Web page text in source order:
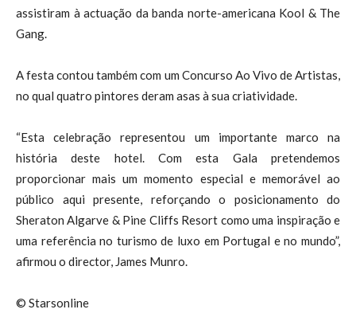
assistiram à actuação da banda norte-americana Kool & The
Gang.
A festa contou também com um Concurso Ao Vivo de Artistas,
no qual quatro pintores deram asas à sua criatividade.
“Esta celebração representou um importante marco na
história deste hotel. Com esta Gala pretendemos
proporcionar mais um momento especial e memorável ao
público aqui presente, reforçando o posicionamento do
Sheraton Algarve & Pine Cliffs Resort como uma inspiração e
uma referência no turismo de luxo em Portugal e no mundo”,
afirmou o director, James Munro.
© Starsonline